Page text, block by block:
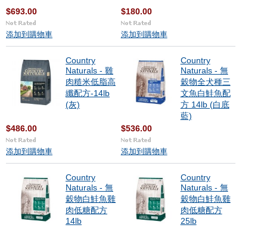
$693.00
添加到購物車
$180.00
添加到購物車
Country
Naturals - 雞
肉糙米低脂高
纖配方-14lb
(灰)
$486.00
添加到購物車
Country
Naturals - 無
穀物全犬種三
文魚白鮭魚配
方 14lb (白底
藍)
$536.00
添加到購物車
Country
Naturals - 無
穀物白鮭魚雞
肉低糖配方
14lb
Country
Naturals - 無
穀物白鮭魚雞
肉低糖配方
25lb